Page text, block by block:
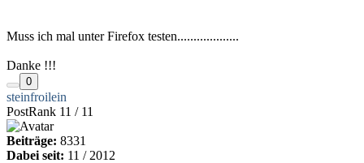
Muss ich mal unter Firefox testen...................
Danke !!!
0
steinfroilein
PostRank 11 / 11
Beiträge: 8331
Dabei seit: 11 / 2012